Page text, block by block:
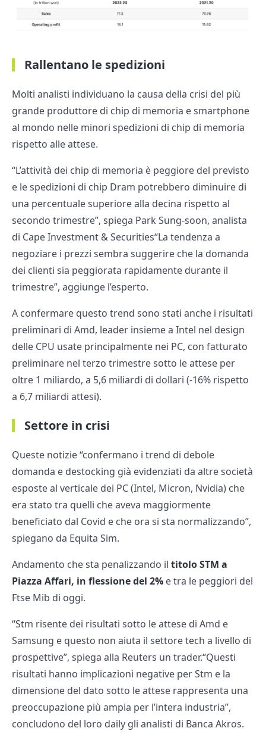
Rallentano le spedizioni
Molti analisti individuano la causa della crisi del più
grande produttore di chip di memoria e smartphone
al mondo nelle minori spedizioni di chip di memoria
rispetto alle attese.
“L’attività dei chip di memoria è peggiore del previsto
e le spedizioni di chip Dram potrebbero diminuire di
una percentuale superiore alla decina rispetto al
secondo trimestre”, spiega Park Sung-soon, analista
di Cape Investment & Securities“La tendenza a
negoziare i prezzi sembra suggerire che la domanda
dei clienti sia peggiorata rapidamente durante il
trimestre”, aggiunge l’esperto.
A confermare questo trend sono stati anche i risultati
preliminari di Amd, leader insieme a Intel nel design
delle CPU usate principalmente nei PC, con fatturato
preliminare nel terzo trimestre sotto le attese per
oltre 1 miliardo, a 5,6 miliardi di dollari (-16% rispetto
a 6,7 miliardi attesi).
Settore in crisi
Queste notizie “confermano i trend di debole
domanda e destocking già evidenziati da altre società
esposte al verticale dei PC (Intel, Micron, Nvidia) che
era stato tra quelli che aveva maggiormente
beneficiato dal Covid e che ora si sta normalizzando”,
spiegano da Equita Sim.
Andamento che sta penalizzando il titolo STM a
Piazza Affari, in flessione del 2% e tra le peggiori del
Ftse Mib di oggi.
“Stm risente dei risultati sotto le attese di Amd e
Samsung e questo non aiuta il settore tech a livello di
prospettive”, spiega alla Reuters un trader.“Questi
risultati hanno implicazioni negative per Stm e la
dimensione del dato sotto le attese rappresenta una
preoccupazione più ampia per l’intera industria”,
concludono del loro daily gli analisti di Banca Akros.